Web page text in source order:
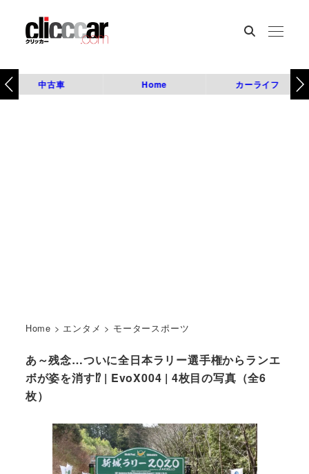
中古車 Home カーライフ
Home > エンタメ > モータースポーツ
あ～残念…ついに全日本ラリー選手権からランエ
ボが姿を消す⁉ | EvoX004 | 4枚目の写真（全6
枚）